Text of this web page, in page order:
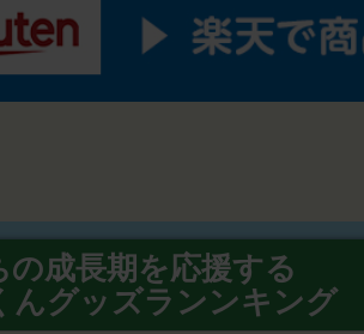
の成長期を応援する
んグッズランンキング